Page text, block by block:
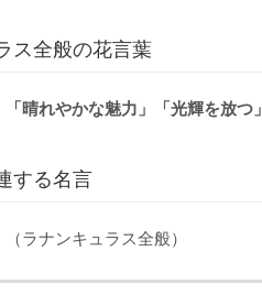
ス全般の花言葉
「晴れやかな魅力」「光輝を放つ」
する名言
（ラナンキュラス全般）